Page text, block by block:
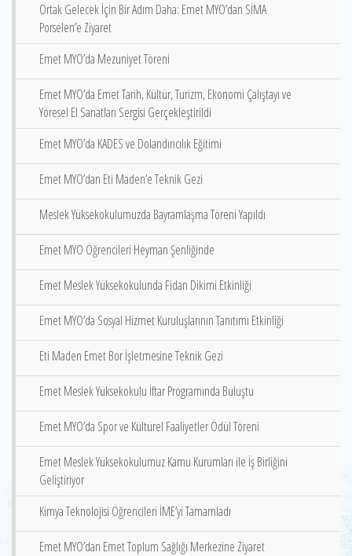
Ortak Gelecek İçin Bir Adım Daha: Emet MYO’dan SİMA
Porselen’e Ziyaret
Emet MYO’da Mezuniyet Töreni
Emet MYO’da Emet Tarih, Kültür, Turizm, Ekonomi Çalıştayı ve
Yöresel El Sanatları Sergisi Gerçekleştirildi
Emet MYO’da KADES ve Dolandırıcılık Eğitimi
Emet MYO’dan Eti Maden’e Teknik Gezi
Meslek Yüksekokulumuzda Bayramlaşma Töreni Yapıldı
Emet MYO Öğrencileri Heyman Şenliğinde
Emet Meslek Yüksekokulunda Fidan Dikimi Etkinliği
Emet MYO’da Sosyal Hizmet Kuruluşlarının Tanıtımı Etkinliği
Eti Maden Emet Bor İşletmesine Teknik Gezi
Emet Meslek Yüksekokulu İftar Programında Buluştu
Emet MYO’da Spor ve Kültürel Faaliyetler Ödül Töreni
Emet Meslek Yüksekokulumuz Kamu Kurumları ile İş Birliğini
Geliştiriyor
Kimya Teknolojisi Öğrencileri İME’yi Tamamladı
Emet MYO’dan Emet Toplum Sağlığı Merkezine Ziyaret